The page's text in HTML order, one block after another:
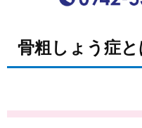
骨粗しょう症と